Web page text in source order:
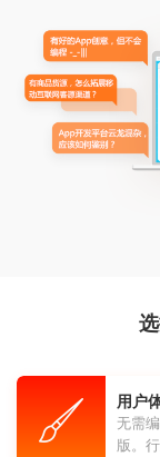
用户
无需
版。